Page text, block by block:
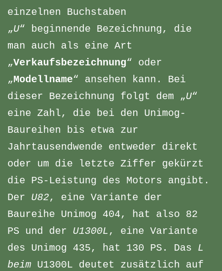
einzelnen Buchstaben
„U“ beginnende Bezeichnung, die
man auch als eine Art
„Verkaufsbezeichnung“ oder
„Modellname“ ansehen kann. Bei
dieser Bezeichnung folgt dem „U“
eine Zahl, die bei den Unimog-
Baureihen bis etwa zur
Jahrtausendwende entweder direkt
oder um die letzte Ziffer gekürzt
die PS-Leistung des Motors angibt.
Der U82, eine Variante der
Baureihe Unimog 404, hat also 82
PS und der U1300L , eine Variante
des Unimog 435, hat 130 PS. Das L
beim U1300L deutet zusätzlich auf